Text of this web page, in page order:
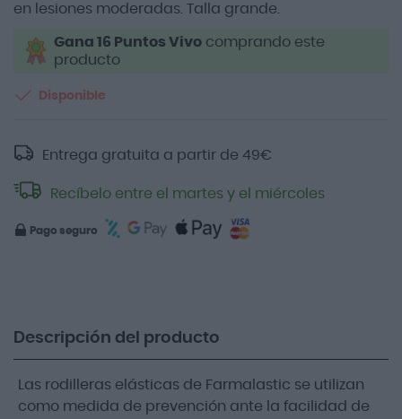
en lesiones moderadas. Talla grande.
Gana 16 Puntos Vivo comprando este
producto
Disponible
Entrega gratuita a partir de 49€
Recíbelo entre el martes y el miércoles
Pago seguro
Descripción del producto
Las rodilleras elásticas de Farmalastic se utilizan
como medida de prevención ante la facilidad de